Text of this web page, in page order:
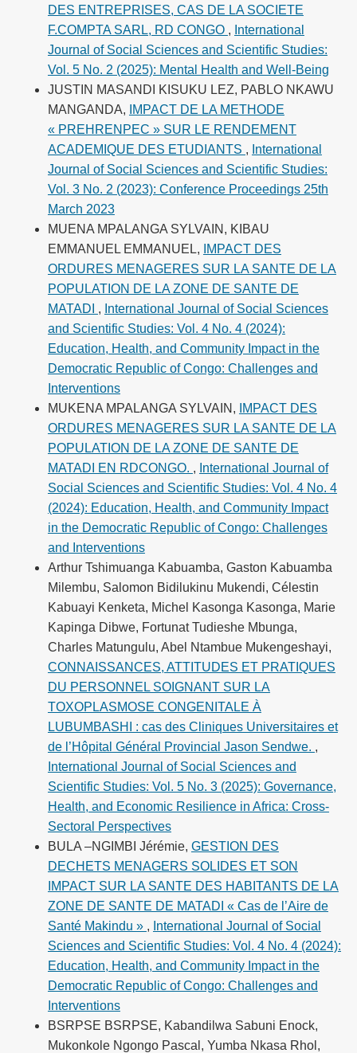
DES ENTREPRISES, CAS DE LA SOCIETE
F.COMPTA SARL, RD CONGO , International
Journal of Social Sciences and Scientific Studies:
Vol. 5 No. 2 (2025): Mental Health and Well-Being
JUSTIN MASANDI KISUKU LEZ, PABLO NKAWU
MANGANDA,
IMPACT DE LA METHODE
« PREHRENPEC » SUR LE RENDEMENT
ACADEMIQUE DES ETUDIANTS , International
Journal of Social Sciences and Scientific Studies:
Vol. 3 No. 2 (2023): Conference Proceedings 25th
March 2023
MUENA MPALANGA SYLVAIN, KIBAU
EMMANUEL EMMANUEL,
IMPACT DES
ORDURES MENAGERES SUR LA SANTE DE LA
POPULATION DE LA ZONE DE SANTE DE
MATADI , International Journal of Social Sciences
and Scientific Studies: Vol. 4 No. 4 (2024):
Education, Health, and Community Impact in the
Democratic Republic of Congo: Challenges and
Interventions
MUKENA MPALANGA SYLVAIN,
IMPACT DES
ORDURES MENAGERES SUR LA SANTE DE LA
POPULATION DE LA ZONE DE SANTE DE
MATADI EN RDCONGO. , International Journal of
Social Sciences and Scientific Studies: Vol. 4 No. 4
(2024): Education, Health, and Community Impact
in the Democratic Republic of Congo: Challenges
and Interventions
Arthur Tshimuanga Kabuamba, Gaston Kabuamba
Milembu, Salomon Bidilukinu Mukendi, Célestin
Kabuayi Kenketa, Michel Kasonga Kasonga, Marie
Kapinga Dibwe, Fortunat Tudieshe Mbunga,
Charles Matungulu, Abel Ntambue Mukengeshayi,
CONNAISSANCES, ATTITUDES ET PRATIQUES
DU PERSONNEL SOIGNANT SUR LA
TOXOPLASMOSE CONGENITALE À
LUBUMBASHI : cas des Cliniques Universitaires et
de l’Hôpital Général Provincial Jason Sendwe. ,
International Journal of Social Sciences and
Scientific Studies: Vol. 5 No. 3 (2025): Governance,
Health, and Economic Resilience in Africa: Cross-
Sectoral Perspectives
BULA –NGIMBI Jérémie, GESTION DES
DECHETS MENAGERS SOLIDES ET SON
IMPACT SUR LA SANTE DES HABITANTS DE LA
ZONE DE SANTE DE MATADI « Cas de l’Aire de
Santé Makindu » , International Journal of Social
Sciences and Scientific Studies: Vol. 4 No. 4 (2024):
Education, Health, and Community Impact in the
Democratic Republic of Congo: Challenges and
Interventions
BSRPSE BSRPSE, Kabandilwa Sabuni Enock,
Mukonkole Ngongo Pascal, Yumba Nkasa Rhol,